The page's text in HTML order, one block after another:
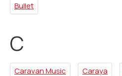
Bullet
C
Caravan Music Caraya